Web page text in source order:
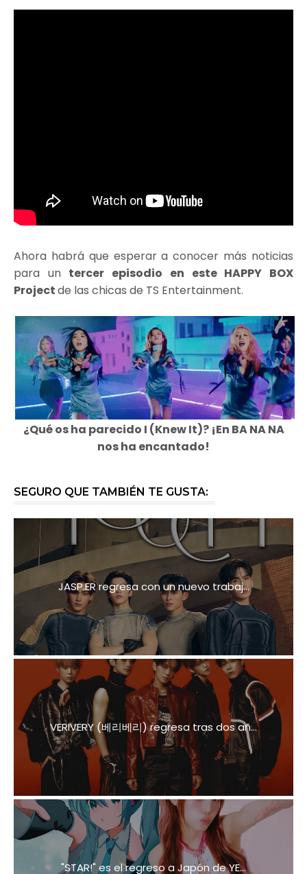
Ahora habrá que esperar a conocer más noticias
para un tercer episodio en este HAPPY BOX
Projectde las chicas de TS Entertainment.
¿Qué os ha parecido I (Knew It)? ¡En BA NA NA
nos ha encantado!
SEGURO QUE TAMBIÉN TE GUSTA:
JASP.ER regresa con un nuevo trabaj...
VERIVERY (베리베리) regresa tras dos añ...
"STAR!" es el regreso a Japón de YE...